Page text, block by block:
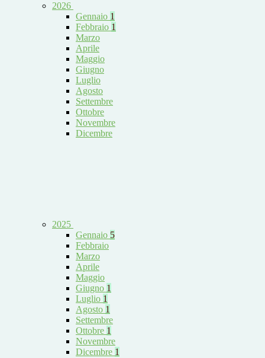
2026
Gennaio 1
Febbraio 1
Marzo
Aprile
Maggio
Giugno
Luglio
Agosto
Settembre
Ottobre
Novembre
Dicembre
2025
Gennaio 5
Febbraio
Marzo
Aprile
Maggio
Giugno 1
Luglio 1
Agosto 1
Settembre
Ottobre 1
Novembre
Dicembre 1